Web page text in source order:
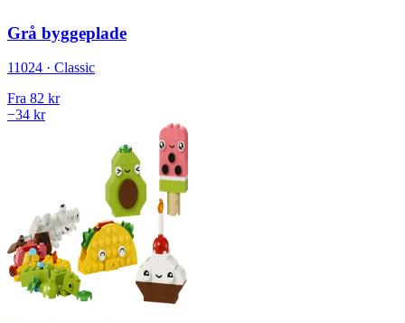
Grå byggeplade
11024 · Classic
Fra 82 kr
−34 kr